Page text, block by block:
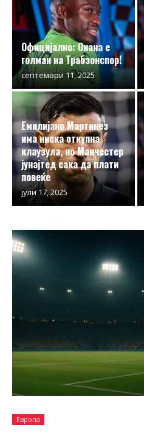
Официјално: Онана е
голман на Трабзонспор!
септември 11, 2025
Емилијано Мартинез
има ниска откупна
клаузула, но Манчестер
јунајтед сака да плати
повеќе
јули 17, 2025
Европа